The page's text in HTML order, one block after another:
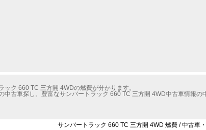
ク 660 TC 三方開 4WDの燃費が分かります。
古車探し。豊富なサンバートラック 660 TC 三方開 4WD中古車情報の
サンバートラック 660 TC 三方開 4WD 燃費 / 中古車